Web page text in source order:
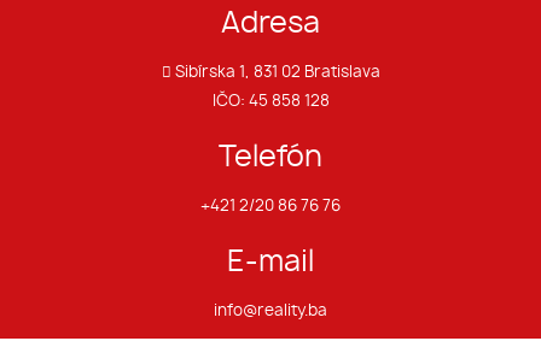
Adresa
Sibírska 1, 831 02 Bratislava
IČO: 45 858 128
Telefón
+421 2/20 86 76 76
E-mail
info@reality.ba